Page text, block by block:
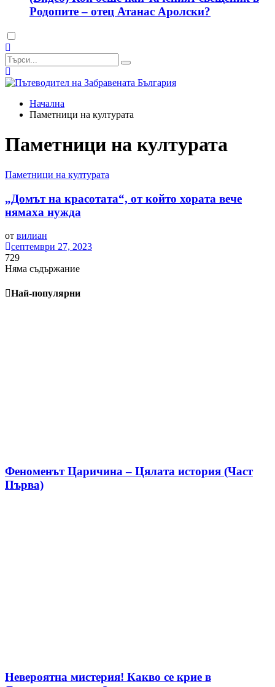
Родопите – отец Атанас Аролски?
Dark
mode
Начална
Паметници на културата
Паметници на културата
Паметници на културата
„Домът на красотата“, от който хората вече
нямаха нужда
от вилиан
септември 27, 2023
729
Няма съдържание
Най-популярни
Феноменът Царичина – Цялата история (Част
Първа)
Невероятна мистерия! Какво се крие в